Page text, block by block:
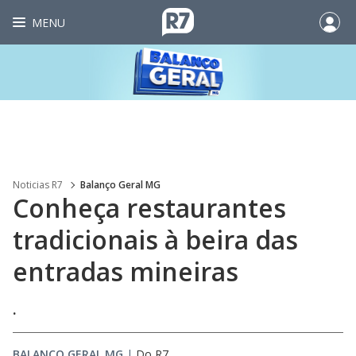
MENU
Noticias R7 Balanço Geral MG
Conheça restaurantes
tradicionais à beira das
entradas mineiras
.